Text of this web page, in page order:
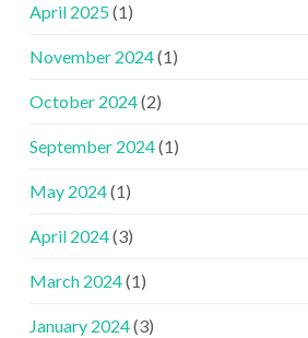
April 2025(1)
November 2024(1)
October 2024(2)
September 2024(1)
May 2024(1)
April 2024(3)
March 2024(1)
January 2024(3)